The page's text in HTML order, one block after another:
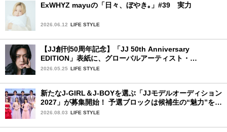
ExWHYZ mayuの「日々、ぼやき｡」#39 実力
2026.06.12 LIFE STYLE
【JJ創刊50周年記念】「JJ 50th Anniversary
EDITION」表紙に、グローバルアーティスト・
YUTA（NCT）が登場します！
2026.05.25 LIFE STYLE
新たなJ-GIRL＆J-BOYを選ぶ「JJモデルオーディション
2027」が募集開始！ 予選ブロックは候補生の“魅力”を重
視した「新システム」に変わります
2026.08.03 LIFE STYLE